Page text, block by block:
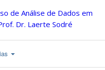
de Análise de Dados em
Dr. Laerte Sodré